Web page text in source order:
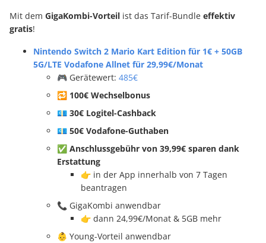
Mit dem GigaKombi-Vorteil ist das Tarif-Bundle effektiv
gratis!
Nintendo Switch 2 Mario Kart Edition für 1€ + 50GB
5G/LTE Vodafone Allnet für 29,99€/Monat
🎮 Gerätewert: 485€
🔁 100€ Wechselbonus
💶 30€ Logitel-Cashback
💶 50€ Vodafone-Guthaben
✅ Anschlussgebühr von 39,99€ sparen dank
Erstattung
👉 in der App innerhalb von 7 Tagen
beantragen
📞 GigaKombi anwendbar
👉 dann 24,99€/Monat & 5GB mehr
👶 Young-Vorteil anwendbar